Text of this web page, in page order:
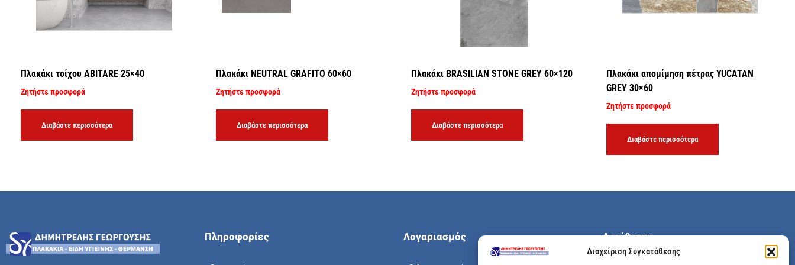
Διαχείριση Συγκατάθεσης
Πλακάκι τοίχου ABITARE 25×40
Ζητήστε προσφορά
Διαβάστε περισσότερα
Πλακάκι NEUTRAL GRAFITO 60×60
Ζητήστε προσφορά
Διαβάστε περισσότερα
Πλακάκι BRASILIAN STONE GREY 60×120
Ζητήστε προσφορά
Διαβάστε περισσότερα
Πλακάκι απομίμηση πέτρας YUCATAN
GREY 30×60
Ζητήστε προσφορά
Διαβάστε περισσότερα
Πληροφορίες Λογαριασμός Διεύθυνση